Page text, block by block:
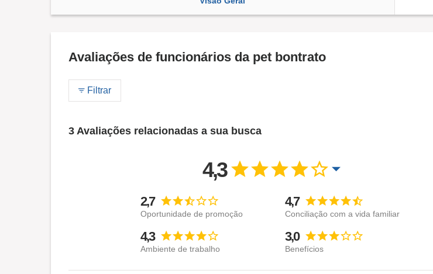
Avaliações de funcionários da pet bontrato
Filtrar
3 Avaliações relacionadas a sua busca
4,3
2,7
Oportunidade de promoção
4,7
Conciliação com a vida familiar
4,3
Ambiente de trabalho
3,0
Benefícios